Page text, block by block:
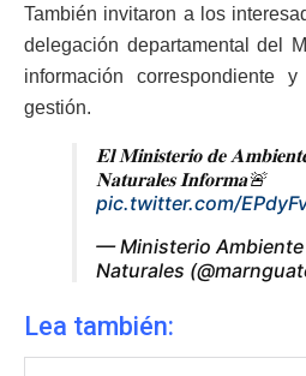
También invitaron a los
delegación departamental del
información correspondiente
gestión.
𝐄𝐥 𝐌𝐢𝐧𝐢𝐬𝐭𝐞𝐫𝐢𝐨 𝐝𝐞
𝐍𝐚𝐭𝐮𝐫𝐚𝐥𝐞𝐬 𝐈𝐧𝐟𝐨𝐫𝐦𝐚🚨
pic.twitter.com/
— Ministerio Ambiente
Naturales
Lea también: